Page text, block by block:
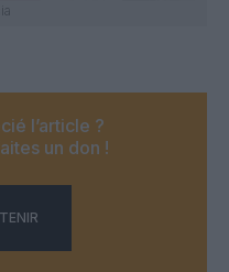
l’article ?
un don !